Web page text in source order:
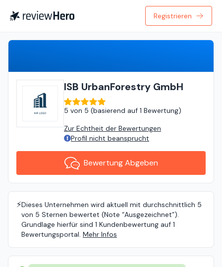
Registrieren
ISB UrbanForestry GmbH
5 von 5 (basierend auf 1 Bewertung)
Zur Echtheit der Bewertungen
Profil nicht beansprucht
Bewertung Abgeben
⚡️Dieses Unternehmen wird aktuell mit durchschnittlich 5
von 5 Sternen bewertet (Note “Ausgezeichnet”).
Grundlage hierfür sind 1 Kundenbewertung auf 1
Bewertungsportal. Mehr Infos